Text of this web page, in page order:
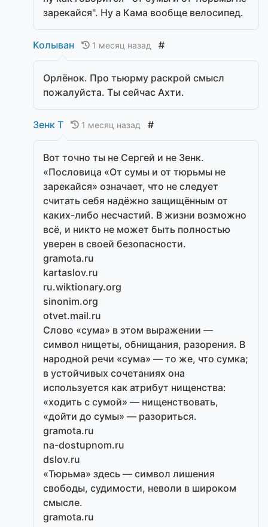
зарекайся". Ну а Кама вообще велосипед.
Колыван 1 месяц назад #
Орлёнок. Про тьюрму раскрой смысл
пожалуйста. Ты сейчас Ахти.
Зенк Т 1 месяц назад #
Вот точно ты не Сергей и не Зенк.
«Пословица «От сумы и от тюрьмы не
зарекайся» означает, что не следует
считать себя надёжно защищённым от
каких-либо несчастий. В жизни возможно
всё, и никто не может быть полностью
уверен в своей безопасности.
gramota.ru
kartaslov.ru
ru.wiktionary.org
sinonim.org
otvet.mail.ru
Слово «сума» в этом выражении —
символ нищеты, обнищания, разорения. В
народной речи «сума» — то же, что сумка;
в устойчивых сочетаниях она
используется как атрибут нищенства:
«ходить с сумой» — нищенствовать,
«дойти до сумы» — разориться.
gramota.ru
na-dostupnom.ru
dslov.ru
«Тюрьма» здесь — символ лишения
свободы, судимости, неволи в широком
смысле.
gramota.ru